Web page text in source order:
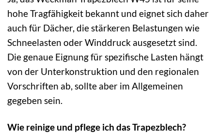
hohe Tragfähigkeit bekannt und eignet sich daher
auch für Dächer, die stärkeren Belastungen wie
Schneelasten oder Winddruck ausgesetzt sind.
Die genaue Eignung für spezifische Lasten hängt
von der Unterkonstruktion und den regionalen
Vorschriften ab, sollte aber im Allgemeinen
gegeben sein.
Wie reinige und pflege ich das Trapezblech?